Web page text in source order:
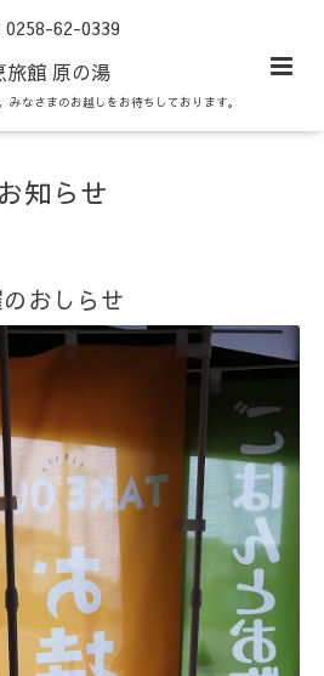
0258-62-0339
旅館 原の湯
みなさまのお越しをお待ちしております。
お知らせ
おしらせ